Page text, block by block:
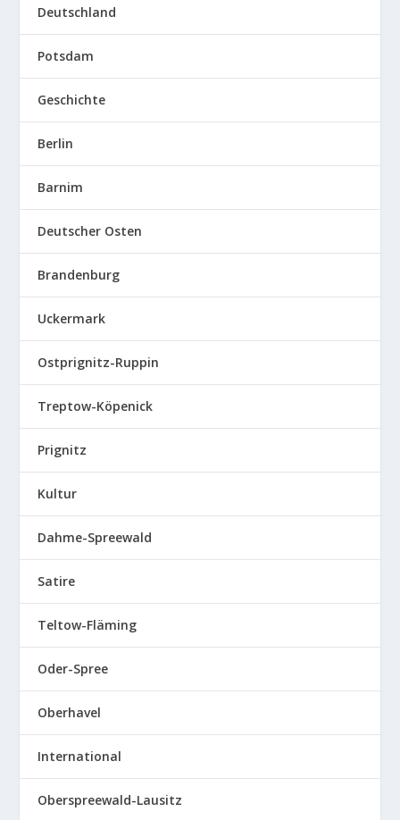
Deutschland
Potsdam
Geschichte
Berlin
Barnim
Deutscher Osten
Brandenburg
Uckermark
Ostprignitz-Ruppin
Treptow-Köpenick
Prignitz
Kultur
Dahme-Spreewald
Satire
Teltow-Fläming
Oder-Spree
Oberhavel
International
Oberspreewald-Lausitz